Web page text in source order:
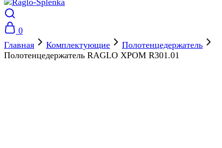
0
Главная
Комплектующие
Полотенцедержатель
Полотенцедержатель RAGLO ХРОМ R301.01